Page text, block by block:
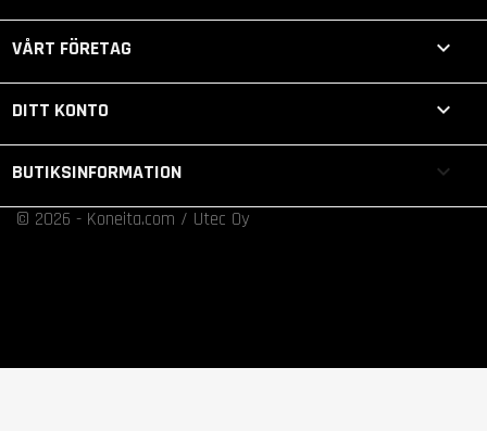
VÅRT FÖRETAG 
DITT KONTO 
BUTIKSINFORMATION keyboard_arrow_down
© 2026 - Koneita.com / Utec Oy